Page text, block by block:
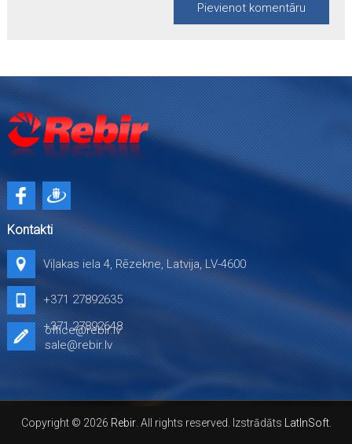
Kontakti
Viļakas iela 4, Rēzekne, Latvija, LV-4600
+371 27892635
+371 27892648
office@rebir.lv
sale@rebir.lv
Copyright © 2026 Rebir. All rights reserved. Izstrādāts LatInSoft.